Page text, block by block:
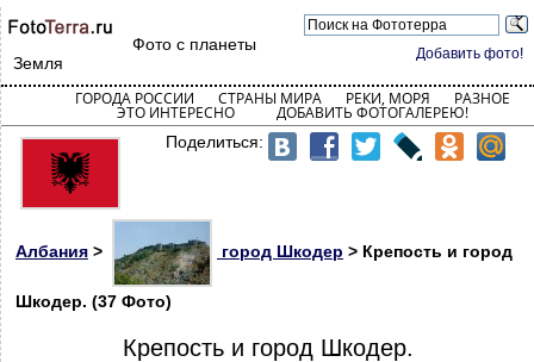
Добавить фото!
Фото с планеты
Земля
ГОРОДА РОССИИ СТРАНЫ МИРА РЕКИ, МОРЯ РАЗНОЕ
ЭТО ИНТЕРЕСНО ДОБАВИТЬ ФОТОГАЛЕРЕЮ!
Поделиться:
Албания > город Шкодер > Крепость и город
Шкодер. (37 Фото)
Крепость и город Шкодер.